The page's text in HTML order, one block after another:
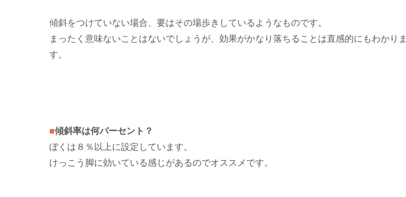
傾斜をつけていない場合、要はその場歩きしているようなものです。
まったく意味ないことはないでしょうが、効果がかなり落ちることは直感的にもわかりま
す。
■傾斜率は何パーセント？
ぼくは８％以上に設定しています。
けっこう脚に効いている感じがあるのでオススメです。